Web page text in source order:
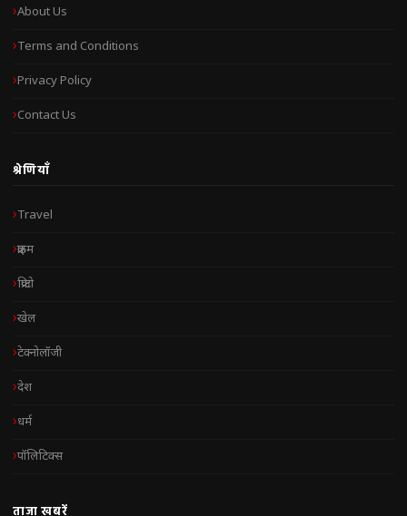
About Us
Terms and Conditions
Privacy Policy
Contact Us
श्रेणियाँ
Travel
क्राइम
क्रिप्टो
खेल
टेक्नोलॉजी
देश
धर्म
पॉलिटिक्स
ताज़ा खबरें